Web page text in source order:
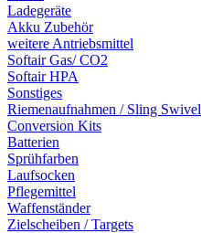
Ladegeräte
Akku Zubehör
weitere Antriebsmittel
Softair Gas/ CO2
Softair HPA
Sonstiges
Riemenaufnahmen / Sling Swivel
Conversion Kits
Batterien
Sprühfarben
Laufsocken
Pflegemittel
Waffenständer
Zielscheiben / Targets